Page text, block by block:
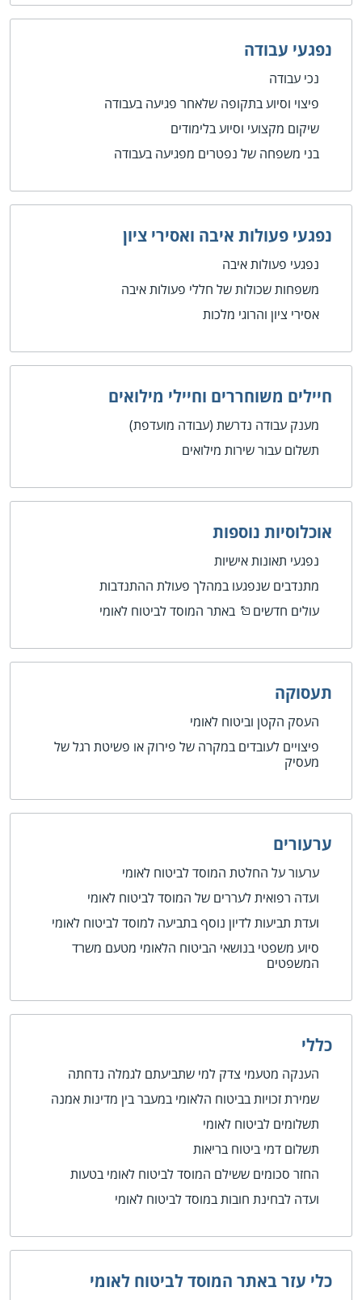
נפגעי עבודה
נכי עבודה
פיצוי וסיוע בתקופה שלאחר פגיעה בעבודה
שיקום מקצועי וסיוע בלימודים
בני משפחה של נפטרים מפגיעה בעבודה
נפגעי פעולות איבה ואסירי ציון
נפגעי פעולות איבה
משפחות שכולות של חללי פעולות איבה
אסירי ציון והרוגי מלכות
חיילים משוחררים וחיילי מילואים
מענק עבודה נדרשת (עבודה מועדפת)
תשלום עבור שירות מילואים
אוכלוסיות נוספות
נפגעי תאונות אישיות
מתנדבים שנפגעו במהלך פעולת ההתנדבות
עולים חדשים
באתר המוסד לביטוח לאומי
תעסוקה
העסק הקטן וביטוח לאומי
פיצויים לעובדים במקרה של פירוק או פשיטת רגל של
מעסיק
ערעורים
ערעור על החלטת המוסד לביטוח לאומי
ועדה רפואית לעררים של המוסד לביטוח לאומי
ועדת תביעות לדיון נוסף בתביעה למוסד לביטוח לאומי
סיוע משפטי בנושאי הביטוח הלאומי מטעם משרד
המשפטים
כללי
הענקה מטעמי צדק למי שתביעתם לגמלה נדחתה
שמירת זכויות בביטוח הלאומי במעבר בין מדינות אמנה
תשלומים לביטוח לאומי
תשלום דמי ביטוח בריאות
החזר סכומים ששילם המוסד לביטוח לאומי בטעות
ועדה לבחינת חובות במוסד לביטוח לאומי
כלי עזר באתר המוסד לביטוח לאומי